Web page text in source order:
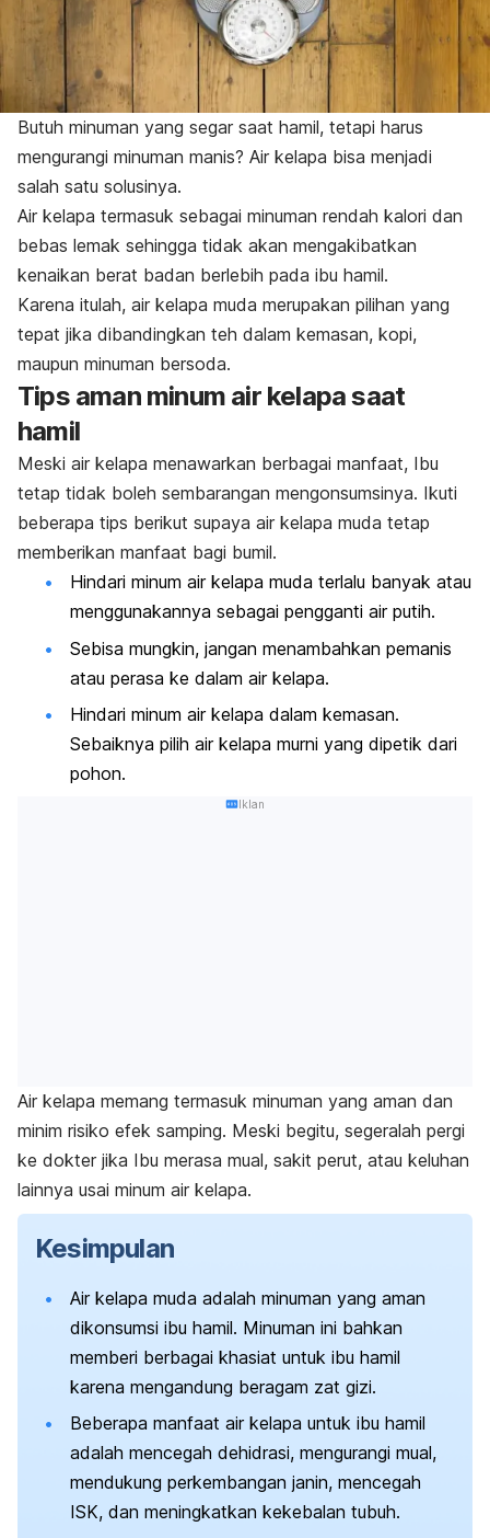
Butuh minuman yang segar saat hamil, tetapi harus
mengurangi minuman manis? Air kelapa bisa menjadi
salah satu solusinya.
Air kelapa termasuk sebagai minuman rendah kalori dan
bebas lemak sehingga tidak akan mengakibatkan
kenaikan berat badan berlebih pada ibu hamil.
Karena itulah, air kelapa muda merupakan pilihan yang
tepat jika dibandingkan teh dalam kemasan, kopi,
maupun minuman bersoda.
Tips aman minum air kelapa saat
hamil
Meski air kelapa menawarkan berbagai manfaat, Ibu
tetap tidak boleh sembarangan mengonsumsinya. Ikuti
beberapa tips berikut supaya air kelapa muda tetap
memberikan manfaat bagi bumil.
Hindari minum air kelapa muda terlalu banyak atau
menggunakannya sebagai pengganti air putih.
Sebisa mungkin, jangan menambahkan pemanis
atau perasa ke dalam air kelapa.
Hindari minum air kelapa dalam kemasan.
Sebaiknya pilih air kelapa murni yang dipetik dari
pohon.
Iklan
Air kelapa memang termasuk minuman yang aman dan
minim risiko efek samping. Meski begitu, segeralah pergi
ke dokter jika Ibu merasa mual, sakit perut, atau keluhan
lainnya usai minum air kelapa.
Kesimpulan
Air kelapa muda adalah minuman yang aman
dikonsumsi ibu hamil. Minuman ini bahkan
memberi berbagai khasiat untuk ibu hamil
karena mengandung beragam zat gizi.
Beberapa manfaat air kelapa untuk ibu hamil
adalah mencegah dehidrasi, mengurangi mual,
mendukung perkembangan janin, mencegah
ISK, dan meningkatkan kekebalan tubuh.